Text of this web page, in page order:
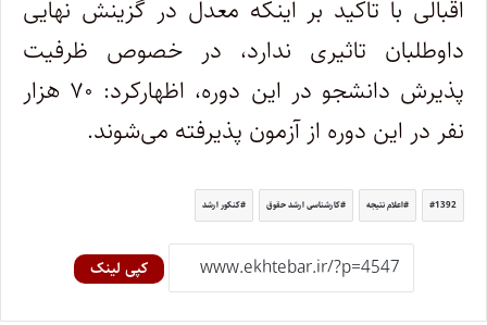
اقبالی با تاکید بر اینکه معدل در گزینش نهایی
داوطلبان تاثیری ندارد، در خصوص ظرفیت
پذیرش دانشجو در این دوره، اظهارکرد: ۷۰ هزار
نفر در این دوره از آزمون پذیرفته می‌شوند.
1392 اعلام نتیجه کارشناسی ارشد حقوق کنکور ارشد
کپی لینک